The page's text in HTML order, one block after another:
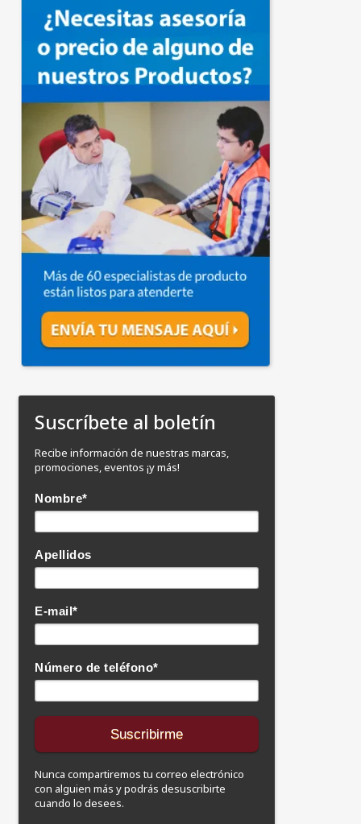
Suscríbete al boletín
Recibe información de nuestras marcas,
promociones, eventos ¡y más!
Nombre*
Apellidos
E-mail*
Número de teléfono*
Nunca compartiremos tu correo electrónico
con alguien más y podrás desuscribirte
cuando lo desees.